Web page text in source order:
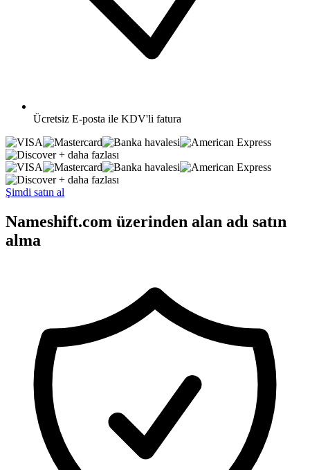
Ücretsiz E-posta ile KDV'li fatura
+ daha fazlası
+ daha fazlası
Şimdi satın al
Nameshift.com üzerinden alan adı satın
alma